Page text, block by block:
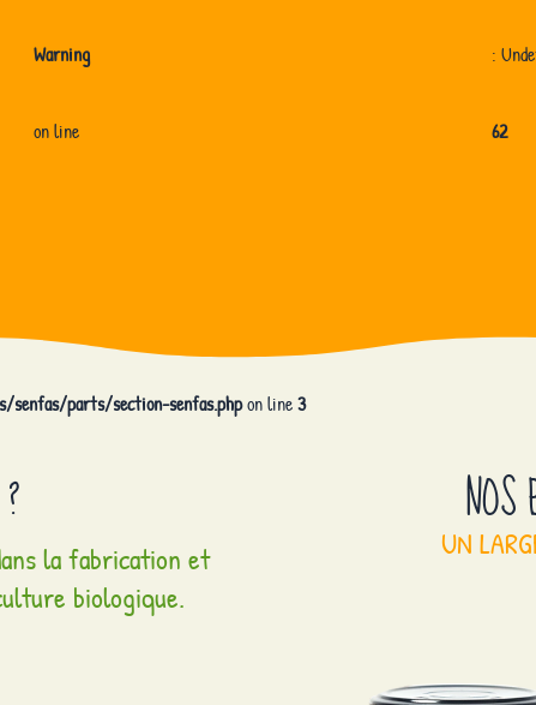
Warning :
on line 62
senfas/parts/section-senfas.phpon line3
la fabrication et
biologique.
UN